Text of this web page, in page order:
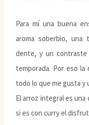
Para mí una buena
aroma soberbio,
dente, y un contraste
temporada. Por eso
todo lo que me gusta y
El arroz integral es una
si es con curry el